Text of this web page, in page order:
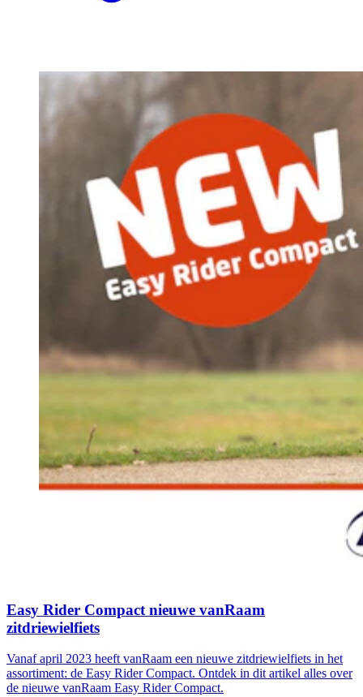
Easy Rider Compact nieuwe vanRaam
zitdriewielfiets
Vanaf april 2023 heeft vanRaam een nieuwe zitdriewielfiets in het
assortiment: de Easy Rider Compact. Ontdek in dit artikel alles over
de nieuwe vanRaam Easy Rider Compact.